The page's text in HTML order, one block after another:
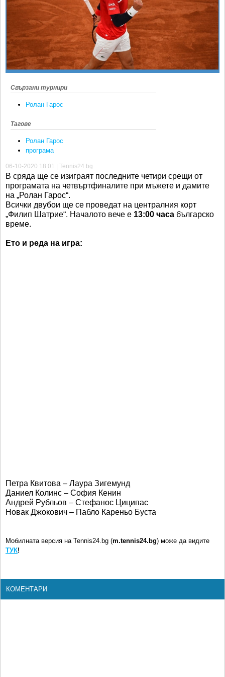
SOFIA OPEN
КЛУБОВЕ
БЛОГ
ВИДЕО
ЖЪЛТО
РАКЕТНИ
Ретро
Спорт&Фитнес
Други
Любители
Свързани турнири
Ролан Гарос
Тагове
Ролан Гарос
програма
06-10-2020 18:01 | Tennis24.bg
В сряда ще се изиграят последните четири срещи от
програмата на четвъртфиналите при мъжете и дамите
на „Ролан Гарос“.
Всички двубои ще се проведат на централния корт
„Филип Шатрие“. Началото вече е 13:00 часа българско
време.
Ето и реда на игра:
Петра Квитова – Лаура Зигемунд
Даниел Колинс – София Кенин
Андрей Рубльов – Стефанос Циципас
Новак Джокович – Пабло Кареньо Буста
Мобилната версия на Tennis24.bg (m.tennis24.bg) може да видите
ТУК!
КОМЕНТАРИ